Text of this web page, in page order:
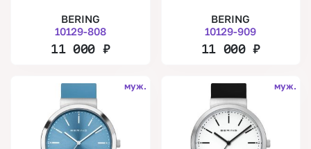
BERING
10129-808
11 000 ₽
BERING
10129-909
11 000₽
муж. муж.